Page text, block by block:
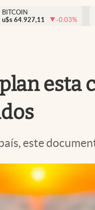
BITCOIN
u$s 64.927,11 -0.03%
este